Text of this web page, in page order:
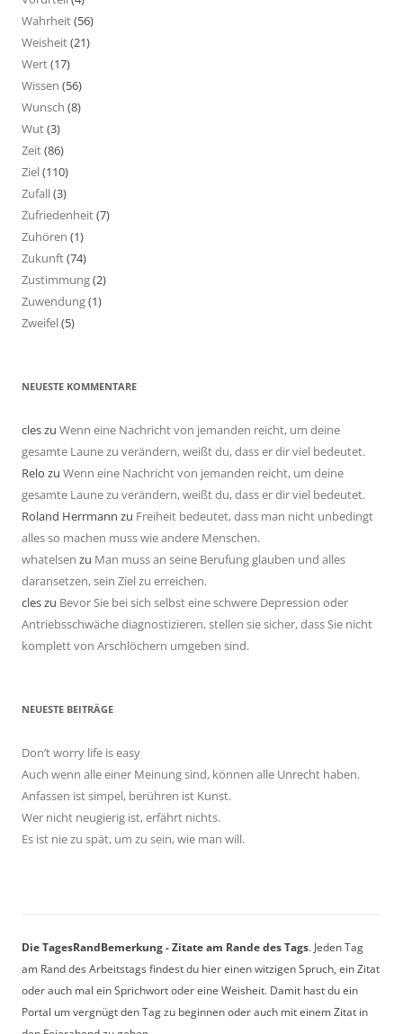
Wahrheit(56)
Weisheit(21)
Wert(17)
Wissen (56)
Wunsch (8)
Wut(3)
Zeit(86)
Ziel(110)
Zufall(3)
Zufriedenheit(7)
Zuhören (1)
Zukunft(74)
Zustimmung(2)
Zuwendung(1)
Zweifel(5)
NEUESTE KOMMENTARE
cleszu Wenn eine Nachricht von jemanden reicht, um deine
gesamte Laune zu verändern, weißt du, dass er dir viel bedeutet.
Relo zu Wenn eine Nachricht von jemanden reicht, um deine
gesamte Laune zu verändern, weißt du, dass er dir viel bedeutet.
Roland Herrmann zu Freiheit bedeutet, dass man nicht unbedingt
alles so machen muss wie andere Menschen.
whatelsen zu Man muss an seine Berufung glauben und alles
daransetzen, sein Ziel zu erreichen.
cleszu Bevor Sie bei sich selbst eine schwere Depression oder
Antriebsschwäche diagnostizieren, stellen sie sicher, dass Sie nicht
komplett von Arschlöchern umgeben sind.
NEUESTE BEITRÄGE
Don’t worry life is easy
Auch wenn alle einer Meinung sind, können alle Unrecht haben.
Anfassen ist simpel, berühren ist Kunst.
Wer nicht neugierig ist, erfährt nichts.
Es ist nie zu spät, um zu sein, wie man will.
Die TagesRandBemerkung - Zitate am Rande des Tags. Jeden Tag
am Rand des Arbeitstags findest du hier einen witzigen Spruch, ein Zitat
oder auch mal ein Sprichwort oder eine Weisheit. Damit hast du ein
Portal um vergnügt den Tag zu beginnen oder auch mit einem Zitat in